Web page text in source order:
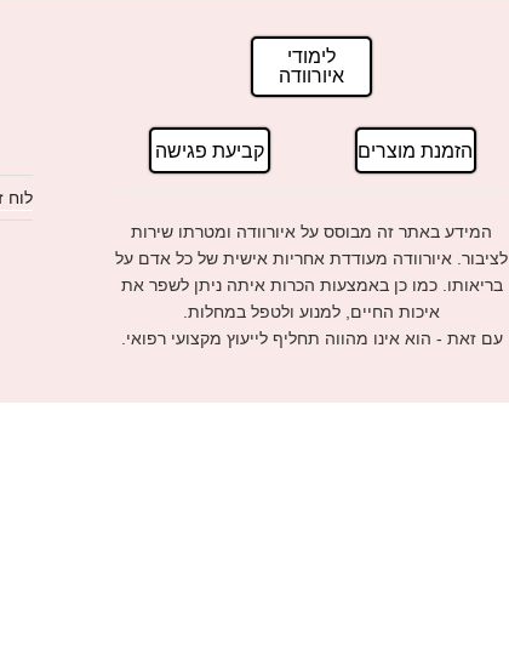
לימודי
איורוודה
הזמנת מוצרים קביעת פגישה
המידע באתר זה מבוסס על איורוודה ומטרתו שירות
לציבור. איורוודה מעודדת אחריות אישית של כל אדם על
בריאותו. כמו כן באמצעות הכרות איתה ניתן לשפר את
איכות החיים, למנוע ולטפל במחלות.
עם זאת - הוא אינו מהווה תחליף לייעוץ מקצועי רפואי.
לוח